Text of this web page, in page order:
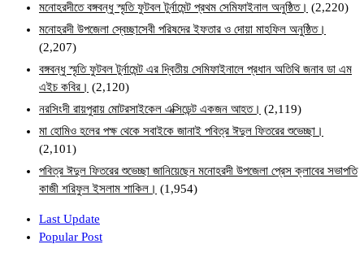
মনোহরদীতে বঙ্গবন্ধু স্মৃতি ফুটবল টুর্নামেন্ট প্রথম সেমিফাইনাল অনুষ্ঠিত। (2,220)
মনোহরদী উপজেলা স্বেচ্ছাসেবী পরিষদের ইফতার ও দোয়া মাহফিল অনুষ্ঠিত।
(2,207)
বঙ্গবন্ধু স্মৃতি ফুটবল টুর্নামেন্ট এর দ্বিতীয় সেমিফাইনালে প্রধান অতিথি জনাব ডা এম
এইচ কবির। (2,120)
নরসিংদী রায়পুরায় মোটরসাইকেল এক্সিডেন্ট একজন আহত। (2,119)
মা হোমিও হলের পক্ষ থেকে সবাইকে জানাই পবিত্র ঈদুল ফিতরের শুভেচ্ছা।
(2,101)
পবিত্র ঈদুল ফিতরের শুভেচ্ছা জানিয়েছেন মনোহরদী উপজেলা প্রেস ক্লাবের সভাপতি
কাজী শরিফুল ইসলাম শাকিল। (1,954)
Last Update
Popular Post